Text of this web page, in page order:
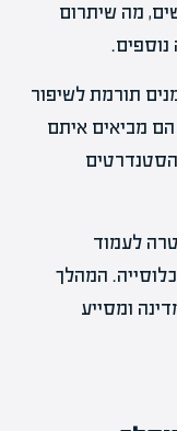
מה שיתרום
נוספים.
תורמת לשיפור
מביאים איתם
הסטנדרטים
לעמוד
המהלך
ומסייע